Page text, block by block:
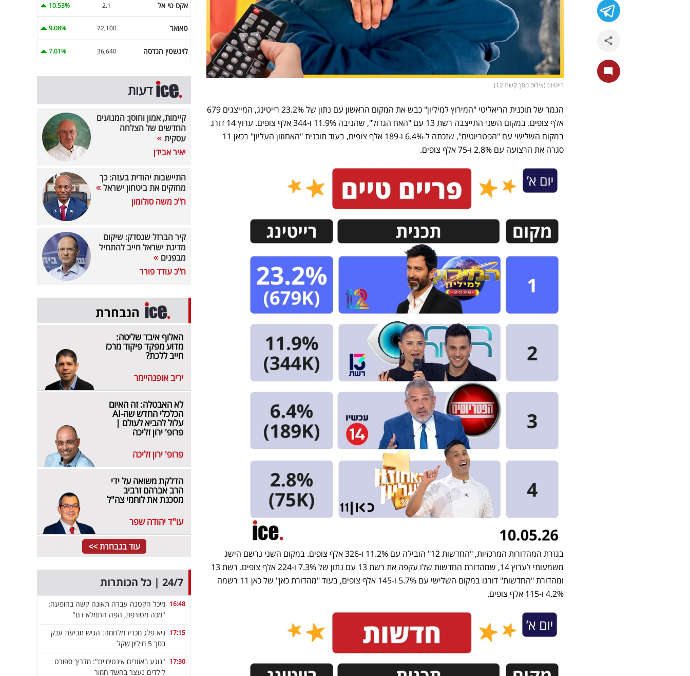
רייטינג (צילום מסך קשת 12)
הגמר של תוכנית הריאליטי "המירוץ למיליון" כבש את המקום הראשון עם נתון של 23.2% רייטינג, המייצגים 679
אלף צופים. במקום השני התייצבה רשת 13 עם "האח הגדול", שהניבה 11.9% ו-344 אלף צופים. ערוץ 14 דורג
במקום השלישי עם "הפטריוטים", שזכתה ל-6.4% ו-189 אלף צופים, בעוד תוכנית "האחוזון העליון" בכאן 11
סגרה את הרצועה עם 2.8% ו-75 אלף צופים.
בגזרת המהדורות המרכזיות, "החדשות 12" הובילה עם 11.2% ו-326 אלף צופים. במקום השני נרשם הישג
משמעותי לערוץ 14, שמהדורת החדשות שלו עקפה את רשת 13 עם נתון של 7.3% ו-224 אלף צופים. רשת 13
ומהדורת "החדשות" דורגו במקום השלישי עם 5.7% ו-145 אלף צופים, בעוד "מהדורת כאן" של כאן 11 רשמה
4.2% ו-115 אלף צופים.
אקס טי אל 2.1
10.53%
טאואר 72,100
9.08%
לוינשטין הנדסה 36,640
7.01%
דעות
קיימות, אמון וחוסן: המנועים
החדשים של הצלחה
עסקית
יאיר אבידן
התיישבות יהודית בעזה: כך
מחזקים את ביטחון ישראל
ח"כ משה סולומון
קיר הברזל שנסדק: שיקום
מדינת ישראל חייב להתחיל
מבפנים
ח"כ עודד פורר
הנבחרת
האלוף איבד שליטה:
מדוע מפקד פיקוד מרכז
חייב ללכת?
יריב אופנהיימר
לא האבטלה: זה האיום
הכלכלי החדש שה-AI
עלול להביא לעולם |
פרופ' ירון זליכה
פרופ' ירון זליכה
הדלקת משואה על ידי
הרב אברהם זרביב
מסכנת את לוחמי צה"ל
עו"ד יהודה שפר
עוד בנבחרת >>
24/7 | כל הכותרות
16:48 מיכל הקטנה עברה תאונה קשה בהופעה:
"מכה מטורפת, הפה התמלא דם"
17:15 גיא פלג מכריז מלחמה: הגיש תביעת ענק
בסך 5 מיליון שקל
17:30 "נוגע באזורים אינטימיים": מדריך ספורט
לילדים נעצר בחשד חמור